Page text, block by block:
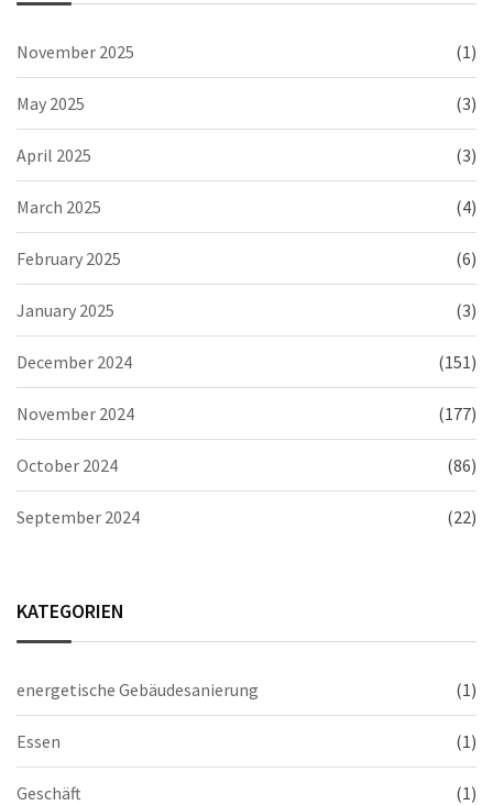
November 2025 (1)
May 2025 (3)
April 2025 (3)
March 2025 (4)
February 2025 (6)
January 2025 (3)
December 2024 (151)
November 2024 (177)
October 2024 (86)
September 2024 (22)
KATEGORIEN
energetische Gebäudesanierung (1)
Essen (1)
Geschäft (1)